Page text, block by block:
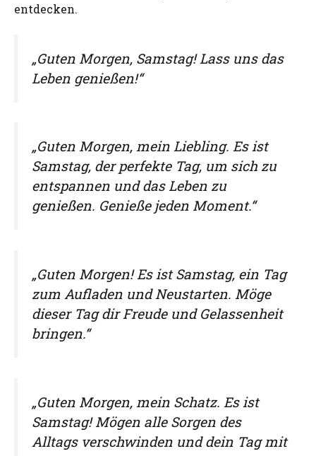
entdecken.
„Guten Morgen, Samstag! Lass uns das
Leben genießen!“
„Guten Morgen, mein Liebling. Es ist
Samstag, der perfekte Tag, um sich zu
entspannen und das Leben zu
genießen. Genieße jeden Moment.“
„Guten Morgen! Es ist Samstag, ein Tag
zum Aufladen und Neustarten. Möge
dieser Tag dir Freude und Gelassenheit
bringen.“
„Guten Morgen, mein Schatz. Es ist
Samstag! Mögen alle Sorgen des
Alltags verschwinden und dein Tag mit